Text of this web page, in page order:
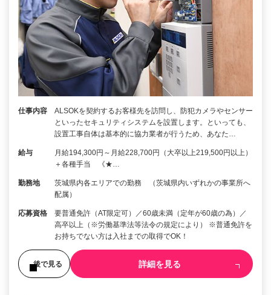
仕事内容
ALSOKを契約するお客様先を訪問し、防犯カメラやセンサー
といったセキュリティシステムを設置します。といっても、
設置工事自体は基本的に協力業者が行うため、あなた…
給与
月給194,300円～月給228,700円（大卒以上219,500円以上）
＋各種手当 《★…
勤務地
茨城県内各エリアでの勤務 （茨城県内いずれかの事業所へ
配属）
応募資格
要普通免許（AT限定可）／60歳未満（定年が60歳の為）／
高卒以上（※労働基準法等法令の規定により） ※普通免許を
お持ちでない方は入社までの取得でOK！
後で見る 詳細を見る